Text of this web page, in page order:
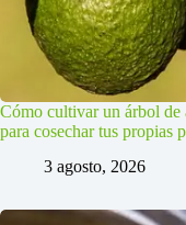
Cómo cultivar un árbol de
para cosechar tus propias
3 agosto, 2026